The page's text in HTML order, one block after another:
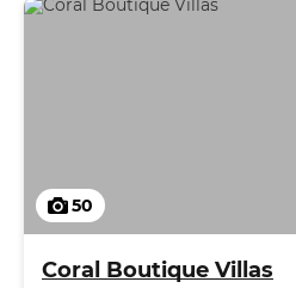
50
Coral Boutique Villas